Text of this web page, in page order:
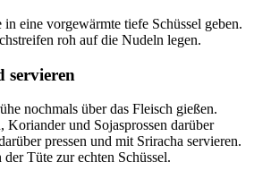
eine vorgewärmte tiefe Schüssel geben.
roh auf die Nudeln legen.
servieren
nochmals über das Fleisch gießen.
Koriander und Sojasprossen darüber
pressen und mit Sriracha servieren.
Tüte zur echten Schüssel.